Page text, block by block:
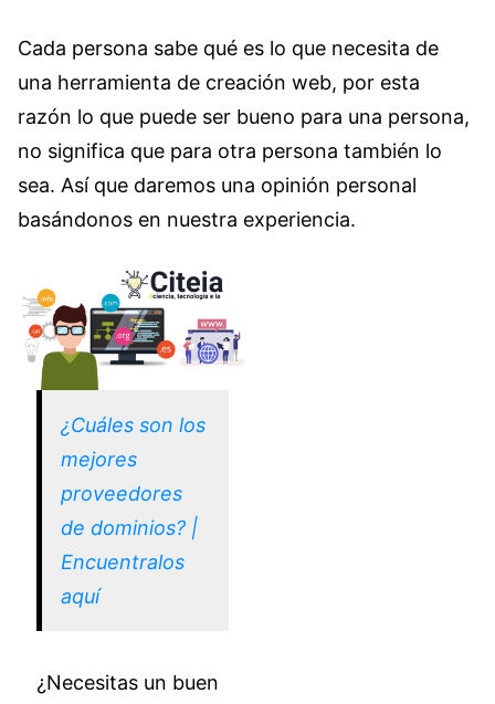
Cada persona sabe qué es lo que necesita de
una herramienta de creación web, por esta
razón lo que puede ser bueno para una persona,
no significa que para otra persona también lo
sea. Así que daremos una opinión personal
basándonos en nuestra experiencia.
¿Cuáles son los
mejores
proveedores
de dominios? |
Encuentralos
aquí
¿Necesitas un buen